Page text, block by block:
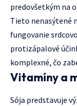
predovšetkým na
Tieto nenasýtené
fungovanie
protizápalové
komplexné, čo
Vitamíny a
Sója predstavuje